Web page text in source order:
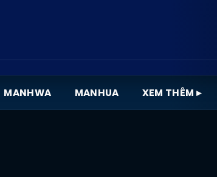
MANHWA MANHUA XEM THÊM ▸